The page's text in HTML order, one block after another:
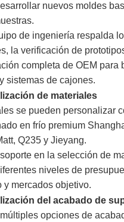
nuevos moldes
de ingeniería respalda
la verificación de
completa de OEM para
sistemas de cajones.
de materiales
se pueden personalizar
en frío premium
Q235 y Jieyang.
en la selección de
niveles de
y mercados objetivo.
del acabado de
opciones de